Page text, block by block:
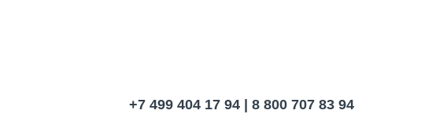
+7 499 404 17 94 | 8 800 707 83 94